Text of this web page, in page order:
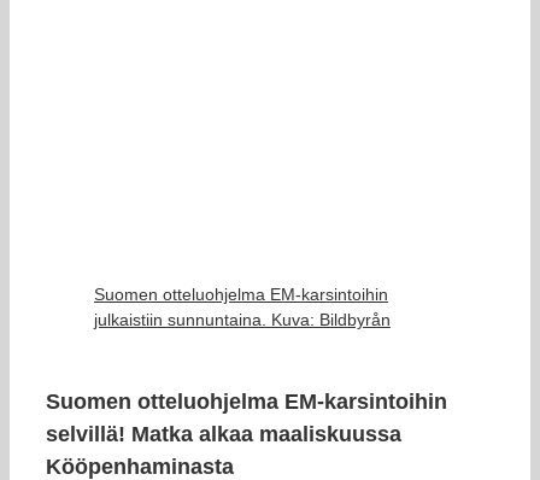
Suomen otteluohjelma EM-karsintoihin
julkaistiin sunnuntaina. Kuva: Bildbyrån
Suomen otteluohjelma EM-karsintoihin
selvillä! Matka alkaa maaliskuussa
Kööpenhaminasta